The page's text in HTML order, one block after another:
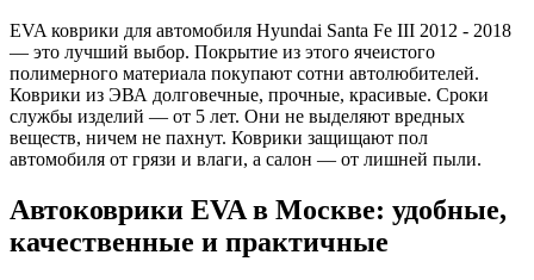
EVA коврики для автомобиля Hyundai Santa Fe III 2012 - 2018
— это лучший выбор. Покрытие из этого ячеистого
полимерного материала покупают сотни автолюбителей.
Коврики из ЭВА долговечные, прочные, красивые. Сроки
службы изделий — от 5 лет. Они не выделяют вредных
веществ, ничем не пахнут. Коврики защищают пол
автомобиля от грязи и влаги, а салон — от лишней пыли.
Автоковрики EVA в Москве: удобные,
качественные и практичные